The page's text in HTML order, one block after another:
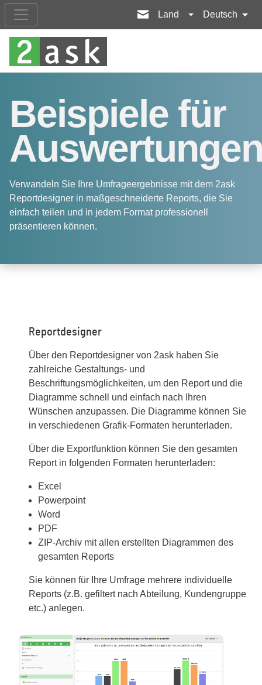
Land Deutsch
Beispiele für
Verwandeln Sie Ihre Umfrageergebnisse mit dem 2ask
Reportdesigner in maßgeschneiderte Reports, die Sie
einfach teilen und in jedem Format professionell
präsentieren können.
Reportdesigner
Über den Reportdesigner von 2ask haben Sie
zahlreiche Gestaltungs- und
Beschriftungsmöglichkeiten, um den Report und die
Diagramme schnell und einfach nach Ihren
Wünschen anzupassen. Die Diagramme können Sie
in verschiedenen Grafik-Formaten herunterladen.
Über die Exportfunktion können Sie den gesamten
Report in folgenden Formaten herunterladen:
Excel
Powerpoint
Word
PDF
ZIP-Archiv mit allen erstellten Diagrammen des
gesamten Reports
Sie können für Ihre Umfrage mehrere individuelle
Reports (z.B. gefiltert nach Abteilung, Kundengruppe
etc.) anlegen.